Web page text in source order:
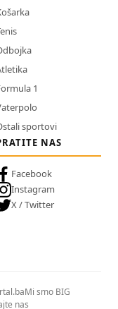
1
sportovi
NAS
Facebook
Instagram
X / Twitter
Mi smo BIG
nas